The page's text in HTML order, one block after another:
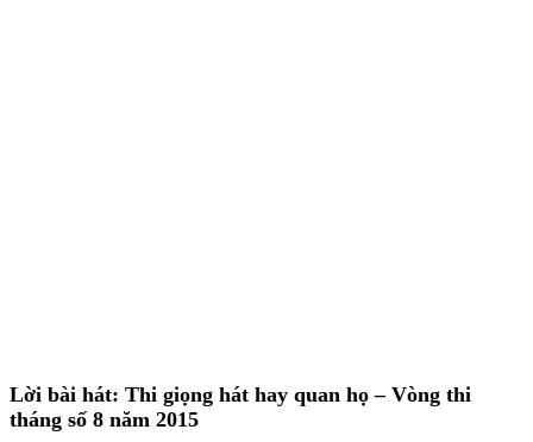
Lời bài hát: Thi giọng hát hay quan họ – Vòng thi
tháng số 8 năm 2015